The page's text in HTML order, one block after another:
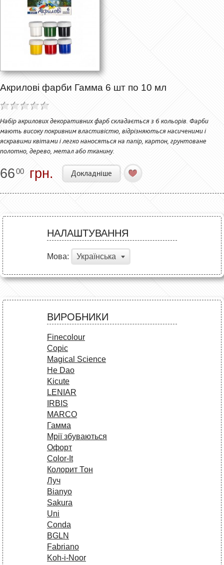
Акрилові фарби Гамма 6 шт по 10 мл
Набір акрилових декоративних фарб складається з 6 кольорів. Фарби
мають високу покривним властивістю, відрізняються насиченими і
яскравими квітами і легко наносяться на папір, картон, грунтоване
полотно, дерево, метал або тканину.
6600 грн. Докладніше
НАЛАШТУВАННЯ
Мова: Українська
ВИРОБНИКИ
Finecolour
Copic
Magical Science
He Dao
Kicute
LENIAR
IRBIS
MARCO
Гамма
Мрії збуваються
Офорт
Сolor-It
Колорит Тон
Луч
Bianyo
Sakura
Uni
Conda
BGLN
Fabriano
Koh-i-Noor